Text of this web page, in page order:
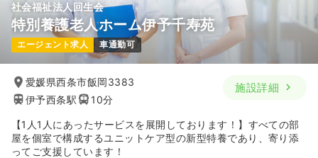
社会福祉法人回生会
特別養護老人ホーム伊予千寿苑
エージェント求人 車通勤可
愛媛県西条市飯岡3383
伊予西条駅
10分
施設詳細
【1人1人にあったサービスを展開しております！】すべての部
屋を個室で構成するユニットケア型の新型特養であり、寄り添
ってご支援しています！